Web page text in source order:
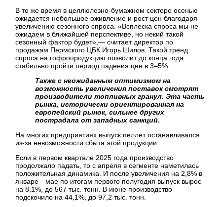
В то же время в целлюлозно-бумажном секторе осенью
ожидается небольшое оживление и рост цен благодаря
увеличению сезонного спроса. «Всплеска спроса мы не
ожидаем в ближайшей перспективе, но некий такой
сезонный фактор будет»,— считает директор по
продажам Пермского ЦБК Игорь Шилов. Такой тренд
спроса на гофропродукцию позволит до конца года
стабильно пройти период падения цен в 3–5%.
Также с неожиданным оптимизмом на
возможность увеличения поставок смотрят
производители топливных гранул. Эта часть
рынка, исторически ориентированная на
европейский рынок, сильнее других
пострадала от западных санкций.
На многих предприятиях выпуск пеллет останавливался
из-за невозможности сбыта этой продукции.
Если в первом квартале 2025 года производство
продолжало падать, то с апреля в сегменте наметилась
положительная динамика. И после увеличения на 2,8% в
январе—мае по итогам первого полугодия выпуск вырос
на 8,1%, до 567 тыс. тонн. В июне производство
подскочило на 44,1%, до 97,2 тыс. тонн.